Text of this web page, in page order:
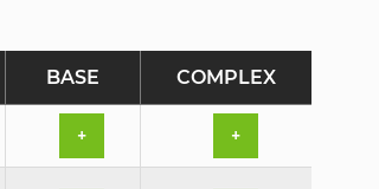
BASE COMPLEX
+ +